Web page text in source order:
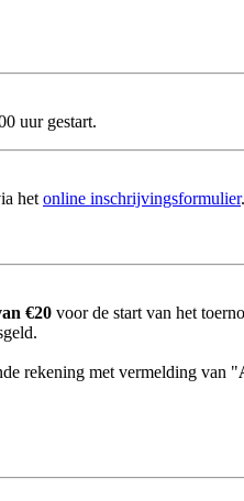
uur gestart.
het online inschrijvingsformulier.
€20 voor de start van het
rekening met vermelding van "